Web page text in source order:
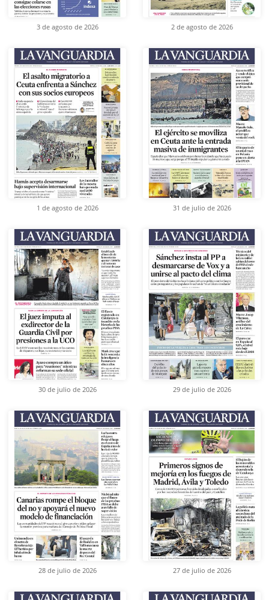
3 de agosto de 2026 2 de agosto de 2026
1 de agosto de 2026 31 de julio de 2026
30 de julio de 2026 29 de julio de 2026
28 de julio de 2026 27 de julio de 2026